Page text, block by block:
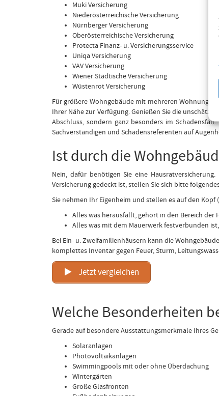
Muki Versicherung
Niederösterreichische Versicherung
Nürnberger Versicherung
Oberösterreichische Versicherung
Protecta Finanz- u. Versicherungsservice
Uniqa Versicherung
VAV Versicherung
Wiener Städtische Versicherung
Wüstenrot Versicherung
Für größere Wohngebäude mit mehreren
Ihrer Nähe zur Verfügung. Genießen Sie die
Abschluss, sondern ganz besonders im
Sachverständigen und Schadensreferenten auf
Ist durch die
Nein, dafür benötigen Sie eine
Versicherung gedeckt ist, stellen Sie sich bitte
Sie nehmen Ihr Eigenheim und stellen es auf den Kopf
Alles was herausfällt, gehört in den Bereich der
Alles was mit dem Mauerwerk festverbunden
Bei Ein- u. Zweifamilienhäusern kann die
komplettes Inventar gegen Feuer, Sturm,
Jetzt vergleichen
Welche Besonderheiten
Gerade auf besondere Ausstattungsmerkmale Ihres
Solaranlagen
Photovoltaikanlagen
Swimmingpools mit oder ohne Überdachung
Wintergärten
Große Glasfronten